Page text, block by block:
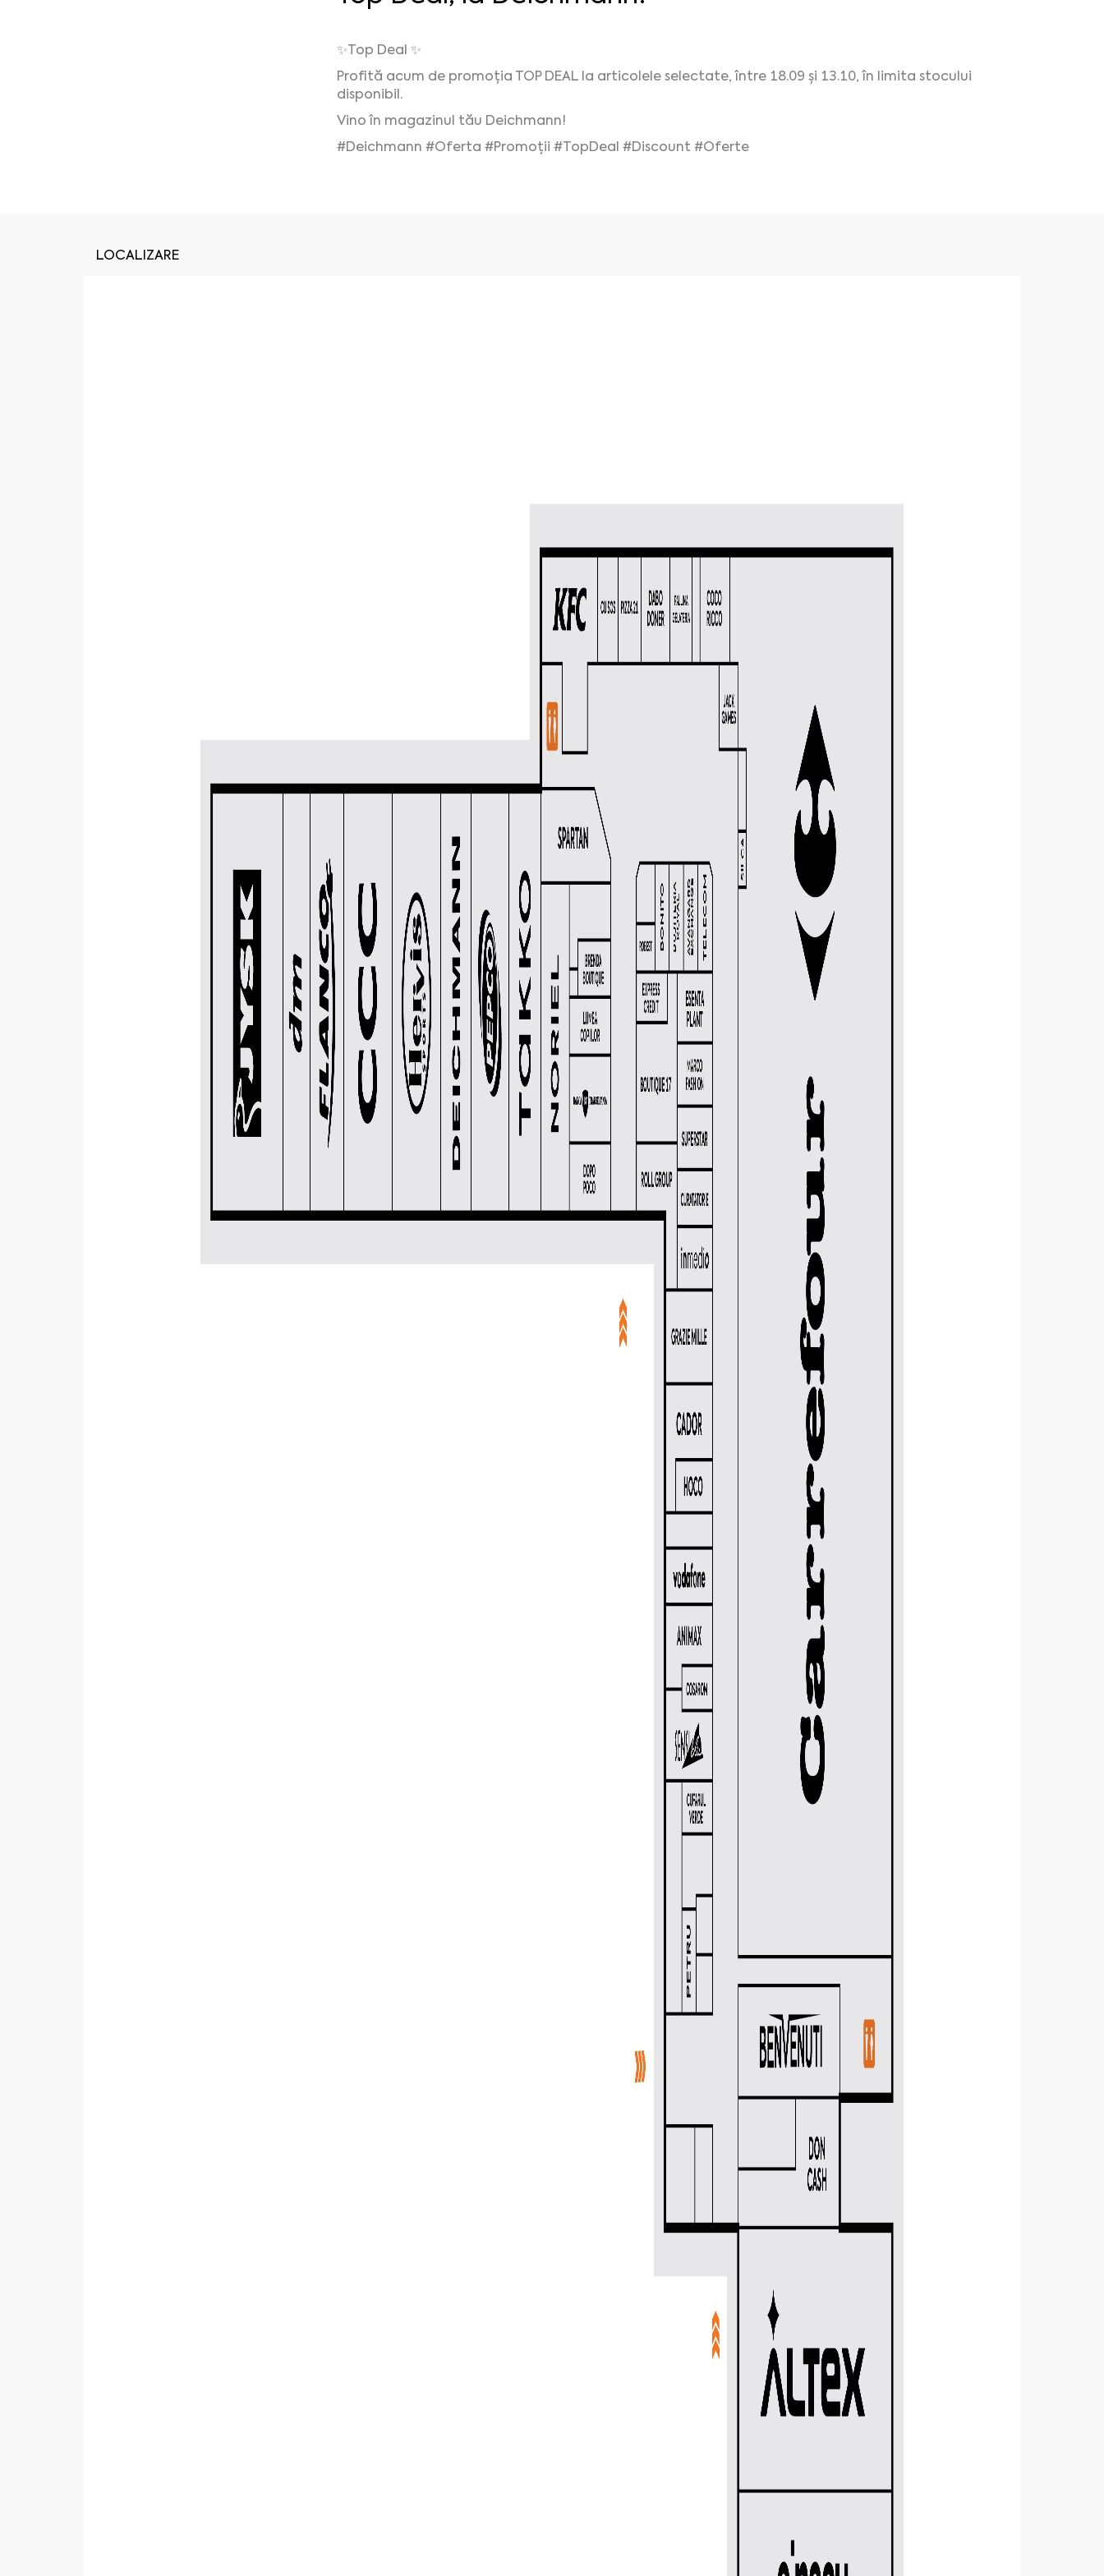
✨Top Deal ✨
Profită acum de promoția TOP DEAL la articolele selectate, între 18.09 și 13.10, în limita stocului
disponibil.
Vino în magazinul tău Deichmann!
#Deichmann #Oferta #Promoții #TopDeal #Discount #Oferte
LOCALIZARE